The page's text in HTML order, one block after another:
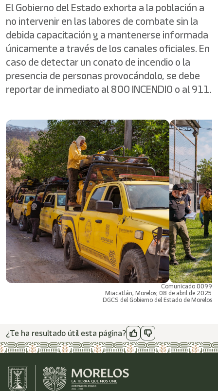
El Gobierno del Estado exhorta a la población a
no intervenir en las labores de combate sin la
debida capacitación y a mantenerse informada
únicamente a través de los canales oficiales. En
caso de detectar un conato de incendio o la
presencia de personas provocándolo, se debe
reportar de inmediato al 800 INCENDIO o al 911.
Comunicado 0099
Miacatlán, Morelos; 08 de abril de 2025
DGCS del Gobierno del Estado de Morelos
¿Te ha resultado útil esta página?